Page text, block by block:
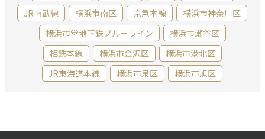
JR南武線
横浜市南区 京急本線
横浜市神奈川区
横浜市営地下鉄ブルーライン
横浜市瀬谷区
相鉄本線
横浜市金沢区
横浜市港北区
JR東海道本線
横浜市泉区 横浜市旭区